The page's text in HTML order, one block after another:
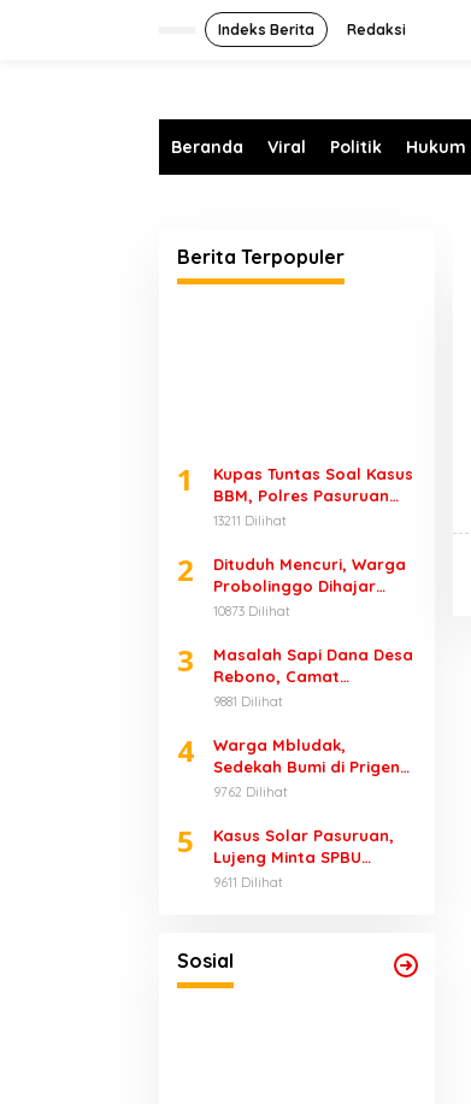
Indeks Berita Redaksi
Beranda Viral Politik Hukum
Berita Terpopuler
1
Kupas Tuntas Soal Kasus
BBM, Polres Pasuruan
Angkat Bicara
13211 Dilihat
2
Dituduh Mencuri, Warga
Probolinggo Dihajar
Massa
10873 Dilihat
3
Masalah Sapi Dana Desa
Rebono, Camat
Wonorejo Bungkam
9881 Dilihat
4
Warga Mbludak,
Sedekah Bumi di Prigen
Renggut 1 Nyawa
9762 Dilihat
5
Kasus Solar Pasuruan,
Lujeng Minta SPBU
Disegel dan Diperiksa,
9611 Dilihat
Sosial